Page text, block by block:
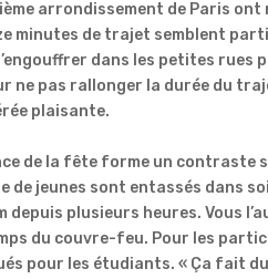
arrondissement de Paris ont
minutes de trajet semblent
dans les petites rues
ne pas rallonger la durée du
plaisante.
de la fête forme un contraste
de jeunes sont entassés dans
depuis plusieurs heures. Vous
du couvre-feu. Pour les
pour les étudiants. « Ça fait